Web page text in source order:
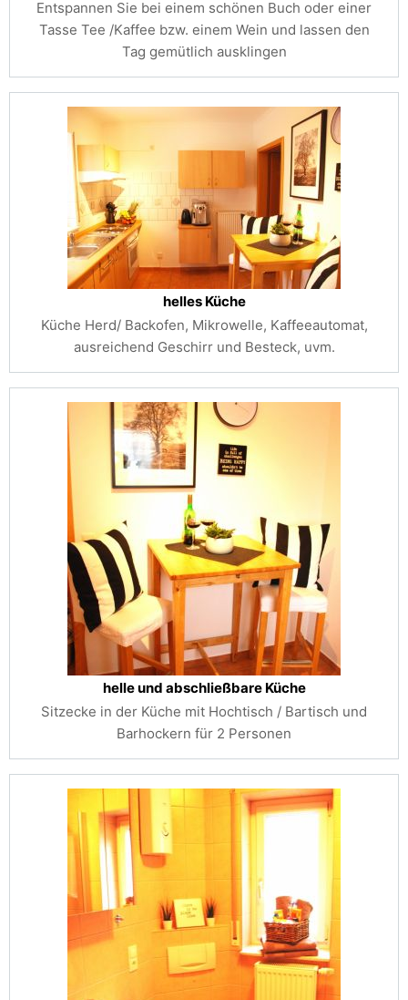
Entspannen Sie bei einem schönen Buch oder einer
Tasse Tee /Kaffee bzw. einem Wein und lassen den
Tag gemütlich ausklingen
helles Küche
Küche Herd/ Backofen, Mikrowelle, Kaffeeautomat,
ausreichend Geschirr und Besteck, uvm.
helle und abschließbare Küche
Sitzecke in der Küche mit Hochtisch / Bartisch und
Barhockern für 2 Personen